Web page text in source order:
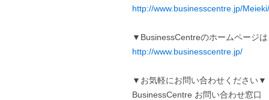
http://www.businesscentre.jp/Meieki/
▼BusinessCentreのホームページ
http://www.businesscentre.jp/
▼お気軽にお問い合わせください▼
BusinessCentre お問い合わせ窓口